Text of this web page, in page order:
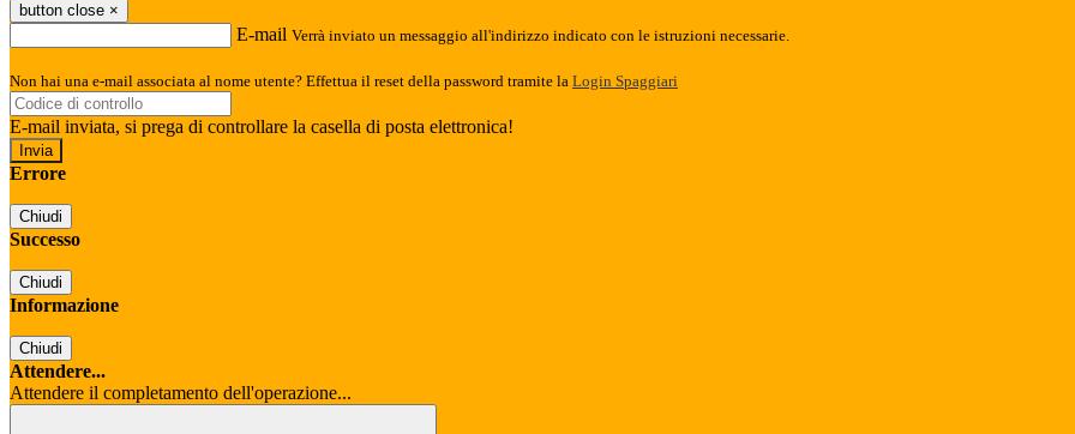
button close ×
E-mail Verrà inviato un messaggio all'indirizzo indicato con le istruzioni necessarie.
Non hai una e-mail associata al nome utente? Effettua il reset della password tramite la Login Spaggiari
E-mail inviata, si prega di controllare la casella di posta elettronica!
Errore
Chiudi
Successo
Chiudi
Informazione
Chiudi
Attendere...
Attendere il completamento dell'operazione...